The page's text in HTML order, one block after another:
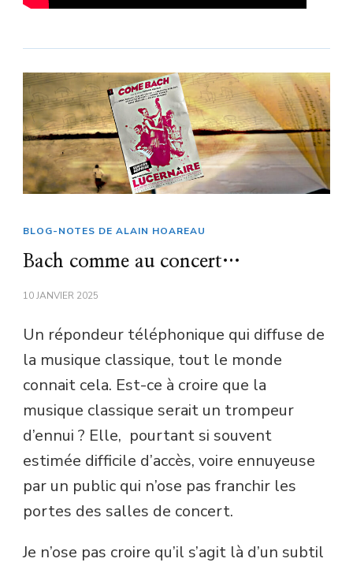
BLOG-NOTES DE ALAIN HOAREAU
Bach comme au concert…
10 JANVIER 2025
Un répondeur téléphonique qui diffuse de
la musique classique, tout le monde
connait cela. Est-ce à croire que la
musique classique serait un trompeur
d’ennui ? Elle, pourtant si souvent
estimée difficile d’accès, voire ennuyeuse
par un public qui n’ose pas franchir les
portes des salles de concert.
Je n’ose pas croire qu’il s’agit là d’un subtil